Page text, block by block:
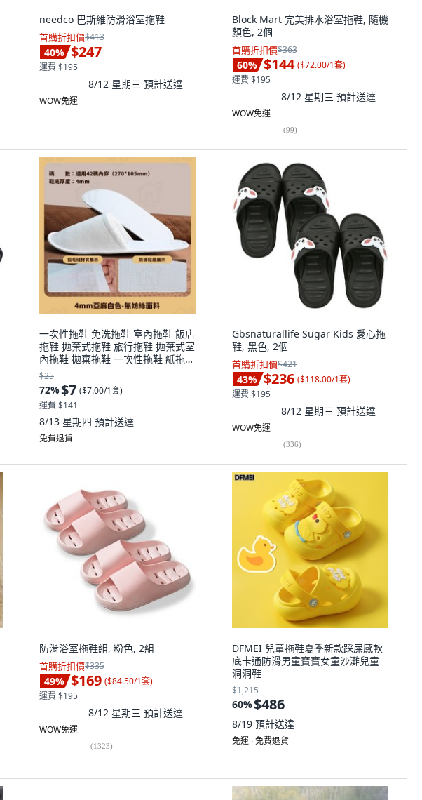
needco 巴斯維防滑浴室拖鞋
首購折扣價$413
40% $247
運費 $195
8/12 星期三 預計送達
WOW免運
Block Mart 完美排水浴室拖鞋, 隨機
顏色, 2個
首購折扣價$363
60% $144 ($72.00/1套)
運費 $195
8/12 星期三 預計送達
WOW免運
(99)
一次性拖鞋 免洗拖鞋 室內拖鞋 飯店
拖鞋 拋棄式拖鞋 旅行拖鞋 拋棄式室
內拖鞋 拋棄拖鞋 一次性拖鞋 紙拖鞋
淘淘屋, 1個, 4mm亞麻白色（無妨
絲面料)
$25
72%$7 ($7.00/1套)
運費 $141
8/13 星期四 預計送達
免費退貨
Gbsnaturallife Sugar Kids 愛心拖
鞋, 黑色, 2個
首購折扣價$421
43% $236 ($118.00/1套)
運費 $195
8/12 星期三 預計送達
WOW免運
(336)
防滑浴室拖鞋組, 粉色, 2組
首購折扣價$335
49% $169 ($84.50/1套)
運費 $195
8/12 星期三 預計送達
WOW免運
(1323)
DFMEI 兒童拖鞋夏季新款踩屎感軟
底卡通防滑男童寶寶女童沙灘兒童
洞洞鞋
$1,215
60%$486
8/19 預計送達
免運 ∙ 免費退貨